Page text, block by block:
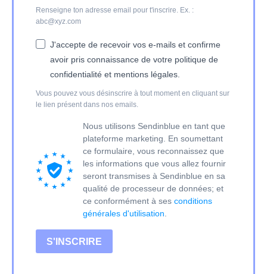
Renseigne ton adresse email pour t'inscrire. Ex. :
abc@xyz.com
J'accepte de recevoir vos e-mails et confirme
avoir pris connaissance de votre politique de
confidentialité et mentions légales.
Vous pouvez vous désinscrire à tout moment en cliquant sur
le lien présent dans nos emails.
Nous utilisons Sendinblue en tant que
plateforme marketing. En soumettant
ce formulaire, vous reconnaissez que
les informations que vous allez fournir
seront transmises à Sendinblue en sa
qualité de processeur de données; et
ce conformément à ses conditions
générales d'utilisation
S'INSCRIRE